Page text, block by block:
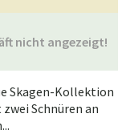
nicht angezeigt!
Skagen-Kollektion
Schnüren an